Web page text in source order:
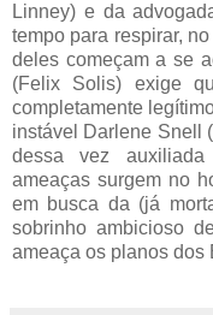
Linney) e da
tempo para respirar,
deles começam a se
(Felix Solis) exige
completamente
instável Darlene Snell
dessa vez
ameaças surgem no
em busca da (já
sobrinho ambicioso
ameaça os planos dos